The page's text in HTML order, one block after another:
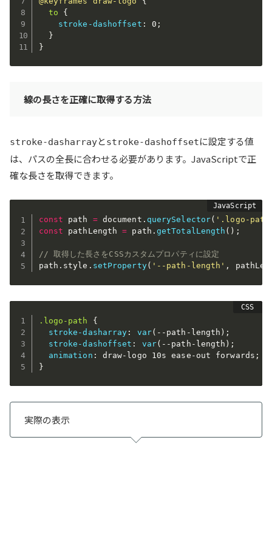
to
{
stroke-dashoffset : 0 ;
}
}
線の長さを正確に取得する方法
stroke-dasharrayとstroke-dashoffsetに設定する値
は、パスの全長に合わせる必要があります。JavaScriptで正
確な長さを取得できます。
const path = document . querySelector( '.logo-
const pathLength = path . getTotalLength ( ) ;
// 取得した長さをCSSカスタムプロパティに設定
path . style . setProperty( '--path-length' ,
.logo-path
{
stroke-dasharray : var( --path-length ) ;
stroke-dashoffset : var( --path-length ) ;
animation : draw-logo 10s ease-out forwards ;
}
実際の表示